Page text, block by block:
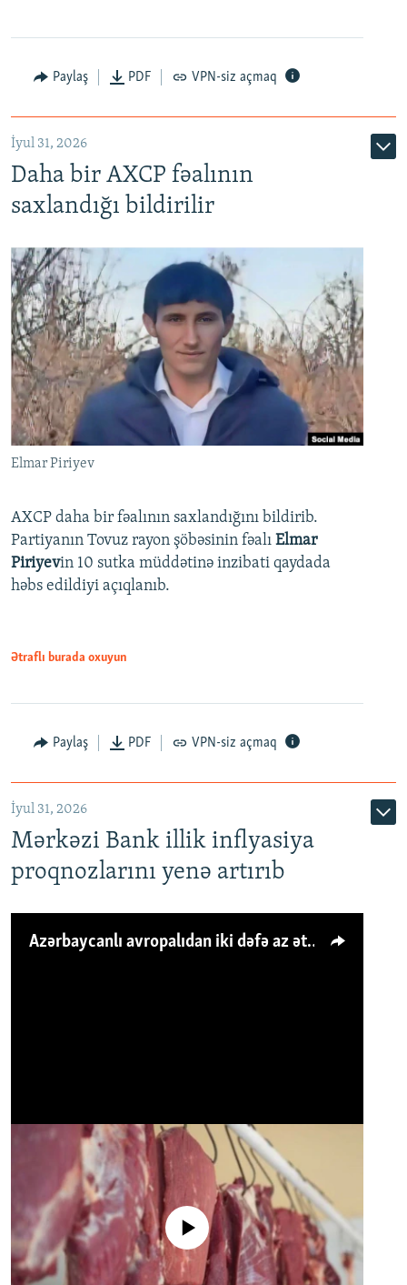
Paylaş PDF VPN-siz açmaq
İyul 31, 2026
Daha bir AXCP fəalının
saxlandığı bildirilir
Elmar Piriyev
AXCP daha bir fəalının saxlandığını bildirib.
Partiyanın Tovuz rayon şöbəsinin fəalı Elmar
Piriyevin 10 sutka müddətinə inzibati qaydada
həbs edildiyi açıqlanıb.
Ətraflı burada oxuyun
Paylaş PDF VPN-siz açmaq
İyul 31, 2026
Mərkəzi Bank illik inflyasiya
proqnozlarını yenə artırıb
Azərbaycanlı avropalıdan iki dəfə az ət yeyir, amma... 'Qiymət artımı qaçılmazdır'
No media source currently available